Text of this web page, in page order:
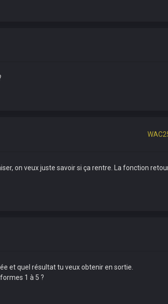
on veux juste savoir si ça rentre. La fonction
et quel résultat tu veux obtenir en sortie.
1 à 5 ?